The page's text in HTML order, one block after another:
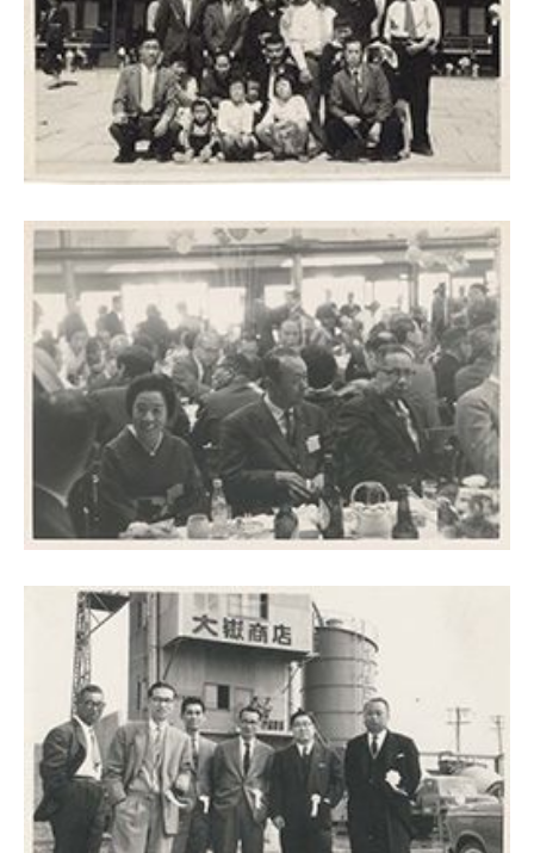
お問い合わ
アクセス